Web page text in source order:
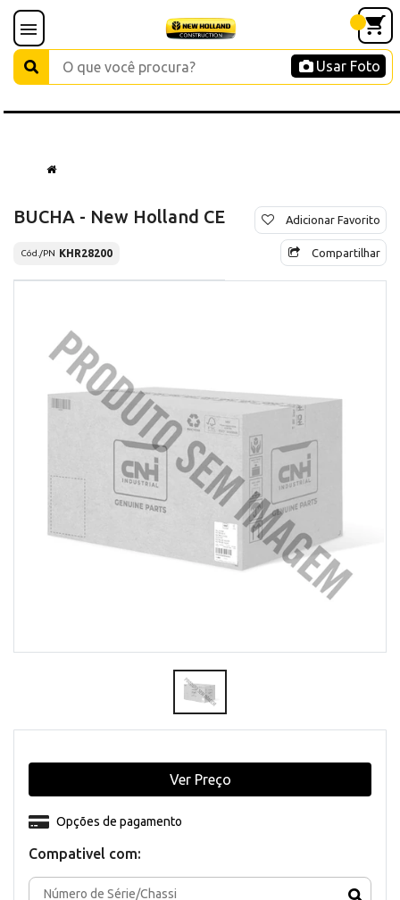
Usar Foto
BUCHA - New Holland CE
Cód./PN KHR28200
Adicionar Favorito
Compartilhar
Compativel com:
Opções de pagamento
Ver Preço